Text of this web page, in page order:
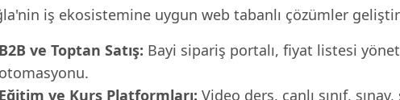
iş ekosistemine uygun web tabanlı çözümler
B2B ve Toptan Satış: Bayi sipariş portalı, fiyat listesi
otomasyonu.
Eğitim ve Kurs Platformları: Video ders, canlı sınıf,